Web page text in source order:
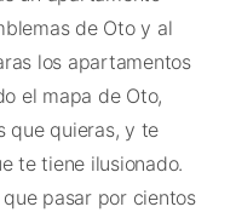
de Oto y al
los apartamentos
el mapa de Oto,
que quieras, y te
te tiene ilusionado.
pasar por cientos